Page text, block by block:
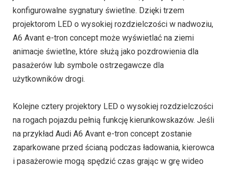
konfigurowalne sygnatury świetlne. Dzięki trzem
projektorom LED o wysokiej rozdzielczości w nadwoziu,
A6 Avant e-tron concept może wyświetlać na ziemi
animacje świetlne, które służą jako pozdrowienia dla
pasażerów lub symbole ostrzegawcze dla
użytkowników drogi.
Kolejne cztery projektory LED o wysokiej rozdzielczości
na rogach pojazdu pełnią funkcję kierunkowskazów. Jeśli
na przykład Audi A6 Avant e-tron concept zostanie
zaparkowane przed ścianą podczas ładowania, kierowca
i pasażerowie mogą spędzić czas grając w grę wideo